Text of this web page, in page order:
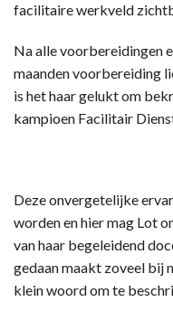
facilitaire werkveld
Na alle voorbereidingen
maanden voorbereiding
is het haar gelukt om
kampioen Facilitair
Deze onvergetelijke
worden en hier mag Lot
van haar begeleidend
gedaan maakt zoveel bij
klein woord om te